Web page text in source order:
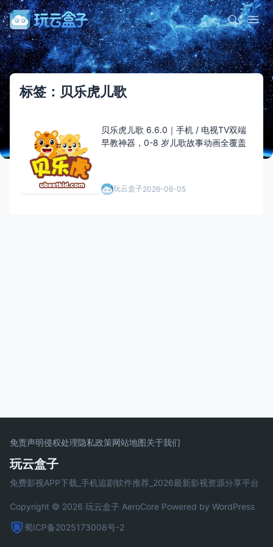
标签：贝乐虎儿歌
贝乐虎儿歌 6.6.0｜手机 / 电视TV双端
早教神器，0-8 岁儿歌故事动画全覆盖
玩云盒子2026-06-05
免责声明侵权处理隐私政策网站地图关于我们
玩云盒子
免费影视APP下载_手机追剧软件推荐_2026最新影视资源分享平台
Copyright © 2026 玩云盒子 AeroCore Powered by WordPress
蜀ICP备2025173008号-2